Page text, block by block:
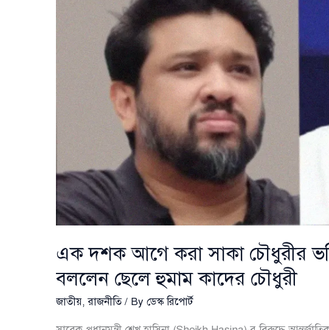
প্রধান
এক দশক আগে করা সাকা চৌধুরীর
বললেন ছেলে হুমাম কাদের চৌধুরী
জাতীয়,রাজনীতি/ By ডেস্ক রিপোর্ট